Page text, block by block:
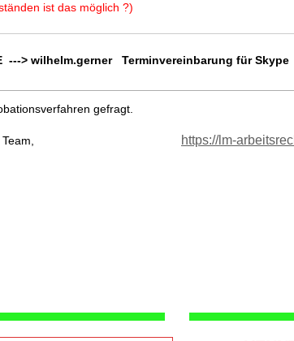
ist das möglich ?)
---> wilhelm.gerner Terminvereinbarung für
gefragt.
https://lm-